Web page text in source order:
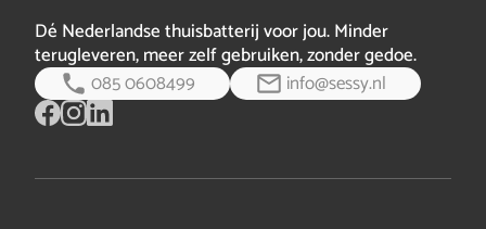
Dé Nederlandse thuisbatterij voor jou. Minder
terugleveren, meer zelf gebruiken, zonder gedoe.
085 0608499
info@sessy.nl